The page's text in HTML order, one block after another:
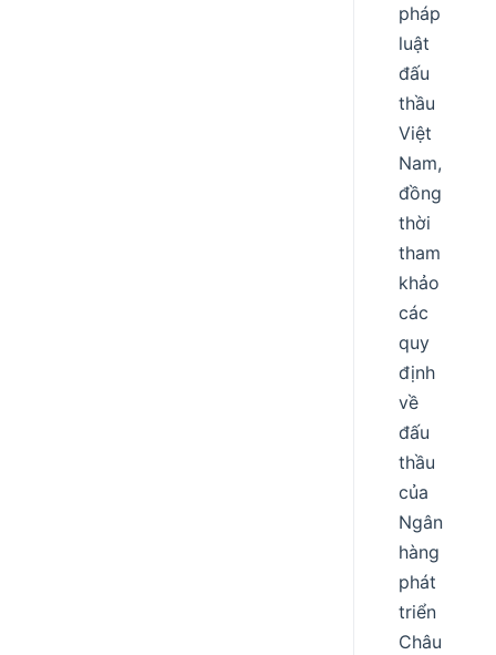
pháp
luật
đấu
thầu
Việt
Nam,
đồng
thời
tham
khảo
các
quy
định
về
đấu
thầu
của
Ngân
hàng
phát
triển
Châu